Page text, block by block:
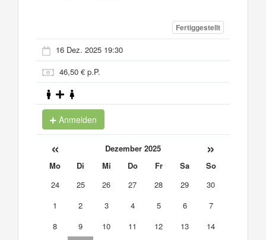
Fertiggestellt
16 Dez. 2025 19:30
46,50 € p.P.
Anmelden
« Dezember 2025 »
Mo Di Mi Do Fr Sa
So
24
25 26 27 28 29
30
1
2 3 4 5 6
7
8
9 10 11 12 13
14